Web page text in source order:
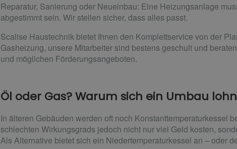
Reparatur, Sanierung oder Neueinbau: Eine Heizungsanlage
abgestimmt sein. Wir stellen sicher, dass alles passt.
Scalise Haustechnik bietet Ihnen den Komplettservice von der
Gasheizung, unsere Mitarbeiter sind bestens geschult und
und möglichen Förderungsangeboten.
Öl oder Gas? Warum sich ein Umbau
In älteren Gebäuden werden oft noch Konstanttemperaturkessel
schlechten Wirkungsgrads jedoch nicht nur viel Geld kosten,
Als Alternative bietet sich ein Niedertemperaturkessel an – oder